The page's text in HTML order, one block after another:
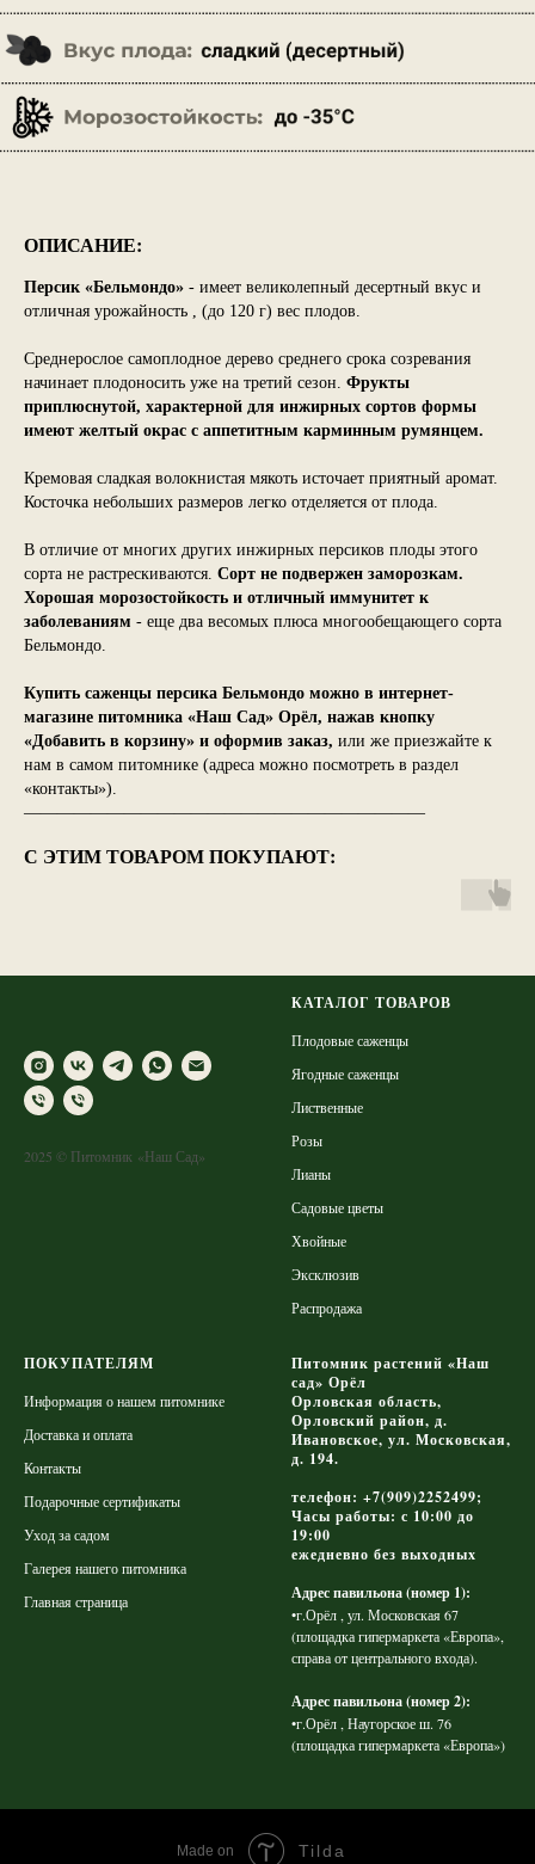
ОПИСАНИЕ:
Персик «Бельмондо» - имеет великолепный десертный вкус и
отличная урожайность , (до 120 г) вес плодов.
Среднерослое самоплодное дерево среднего срока созревания
начинает плодоносить уже на третий сезон. Фрукты
приплюснутой, характерной для инжирных сортов формы
имеют желтый окрас с аппетитным карминным румянцем.
Кремовая сладкая волокнистая мякоть источает приятный аромат.
Косточка небольших размеров легко отделяется от плода.
В отличие от многих других инжирных персиков плоды этого
сорта не растрескиваются. Сорт не подвержен заморозкам.
Хорошая морозостойкость и отличный иммунитет к
заболеваниям - еще два весомых плюса многообещающего сорта
Бельмондо.
Купить саженцы персика Бельмондо можно в интернет-
магазине питомника «Наш Сад» Орёл, нажав кнопку
«Добавить в корзину» и оформив заказ, или же приезжайте к
нам в самом питомнике (адреса можно посмотреть в раздел
«контакты»).
————————————————————————
С ЭТИМ ТОВАРОМ ПОКУПАЮТ:
2025 © Питомник «Наш Сад»
КАТАЛОГ ТОВАРОВ
Плодовые саженцы
Ягодные саженцы
Лиственные
Розы
Лианы
Садовые цветы
Хвойные
Эксклюзив
Распродажа
ПОКУПАТЕЛЯМ
Информация о нашем питомнике
Доставка и оплата
Контакты
Подарочные сертификаты
Уход за садом
Галерея нашего питомника
Главная страница
Питомник растений «Наш
сад» Орёл
Орловская область,
Орловский район, д.
Ивановское, ул. Московская,
д. 194.
телефон: +7(909)2252499;
Часы работы: с 10:00 до
19:00
ежедневно без выходных
Адрес павильона (номер 1):
•г.Орёл , ул. Московская 67
(площадка гипермаркета «Европа»,
справа от центрального входа).
Адрес павильона (номер 2):
•г.Орёл , Наугорское ш. 76
(площадка гипермаркета «Европа»)
Made on Tilda